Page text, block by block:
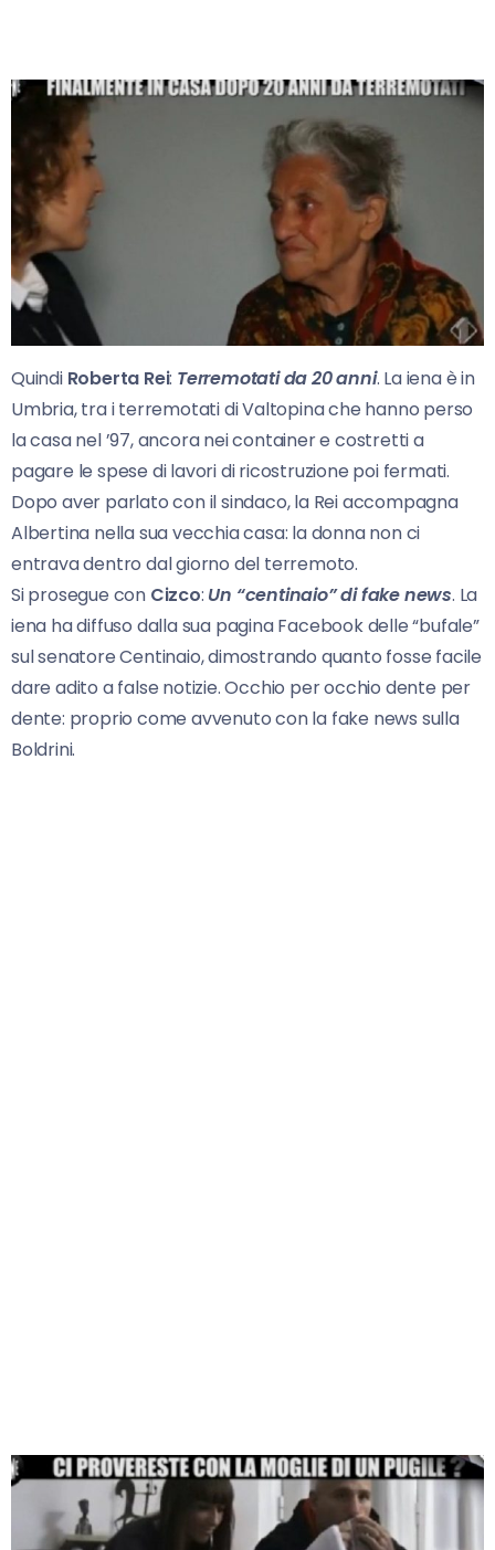
Quindi Roberta Rei: Terremotati da 20 anni. La iena è in
Umbria, tra i terremotati di Valtopina che hanno perso
la casa nel ’97, ancora nei container e costretti a
pagare le spese di lavori di ricostruzione poi fermati.
Dopo aver parlato con il sindaco, la Rei accompagna
Albertina nella sua vecchia casa: la donna non ci
entrava dentro dal giorno del terremoto.
Si prosegue con Cizco: Un “centinaio” di fake news. La
iena ha diffuso dalla sua pagina Facebook delle “bufale”
sul senatore Centinaio, dimostrando quanto fosse facile
dare adito a false notizie. Occhio per occhio dente per
dente: proprio come avvenuto con la fake news sulla
Boldrini.